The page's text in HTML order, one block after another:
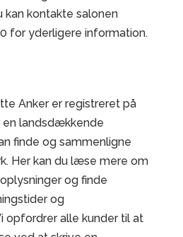
kan kontakte salonen
for yderligere information.
Anker er registreret på
en landsdækkende
finde og sammenligne
Her kan du læse mere om
og finde
og
opfordrer alle kunder til at